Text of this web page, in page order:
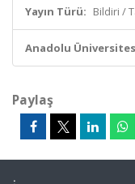
Yayın Türü: Bildiri /
Anadolu
Paylaş